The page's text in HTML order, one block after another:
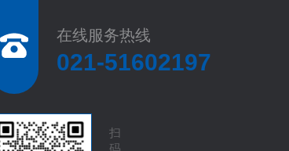
在线服务热线
021-51602197
扫
码